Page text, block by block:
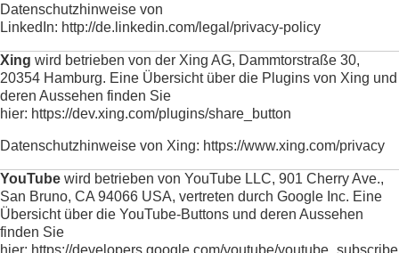
Datenschutzhinweise von
LinkedIn: http://de.linkedin.com/legal/privacy-policy
Xing wird betrieben von der Xing AG, Dammtorstraße 30,
20354 Hamburg. Eine Übersicht über die Plugins von Xing und
deren Aussehen finden Sie
hier: https://dev.xing.com/plugins/share_button
Datenschutzhinweise von Xing: https://www.xing.com/privacy
YouTube wird betrieben von YouTube LLC, 901 Cherry Ave.,
San Bruno, CA 94066 USA, vertreten durch Google Inc. Eine
Übersicht über die YouTube-Buttons und deren Aussehen
finden Sie
hier: https://developers.google.com/youtube/